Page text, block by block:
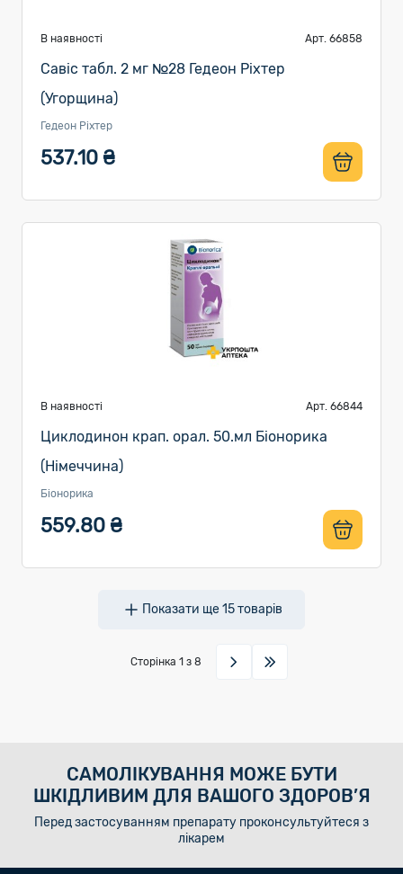
В наявності Арт. 66858
Савіс табл. 2 мг №28 Гедеон Ріхтер
(Угорщина)
Гедеон Ріхтер
537.10 ₴
В наявності Арт. 66844
Циклодинон крап. орал. 50.мл Біонорика
(Німеччина)
Біонорика
559.80 ₴
Показати ще15товарів
Сторінка 1 з 8
САМОЛІКУВАННЯ МОЖЕ БУТИ
ШКІДЛИВИМ ДЛЯ ВАШОГО ЗДОРОВ’Я
Перед застосуванням препарату проконсультуйтеся з
лікарем